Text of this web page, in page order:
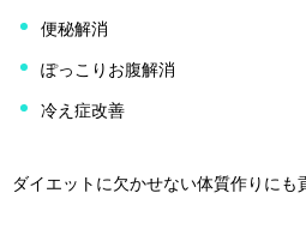
便秘解消
ぽっこりお腹解消
冷え症改善
ダイエットに欠かせない体質作りにも